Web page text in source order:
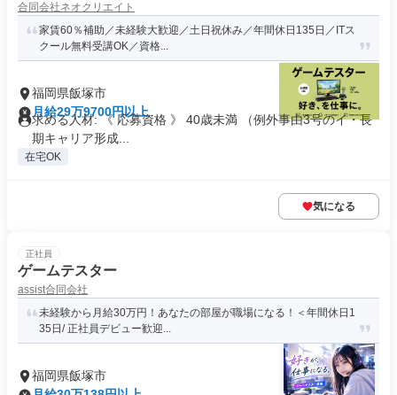
合同会社ネオクリエイト
家賃60％補助／未経験大歓迎／土日祝休み／年間休日135日／ITス
クール無料受講OK／資格...
福岡県飯塚市
月給29万9700円以上
求める人材: 《 応募資格 》 40歳未満 （例外事由3号のイ・長
期キャリア形成...
在宅OK
気になる
正社員
ゲームテスター
assist合同会社
未経験から月給30万円！あなたの部屋が職場になる！＜年間休日1
35日/ 正社員デビュー歓迎...
福岡県飯塚市